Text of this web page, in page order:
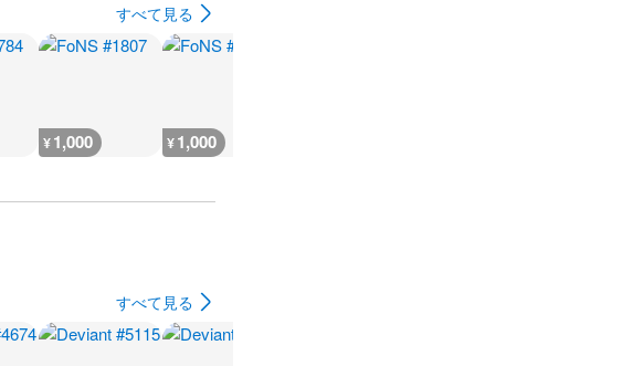
すべて見る
¥1,000 ¥1,000
すべて見る